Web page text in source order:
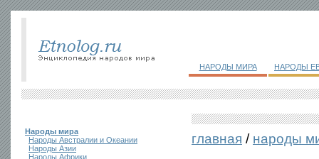
НАРОДЫ МИРА НАРОДЫ
Народы мира
Народы Австралии и Океании
Народы Азии
Народы Африки
главная / народы